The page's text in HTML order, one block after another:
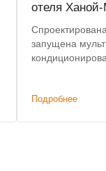
отеля
запущена
21 этажах
Подробнее